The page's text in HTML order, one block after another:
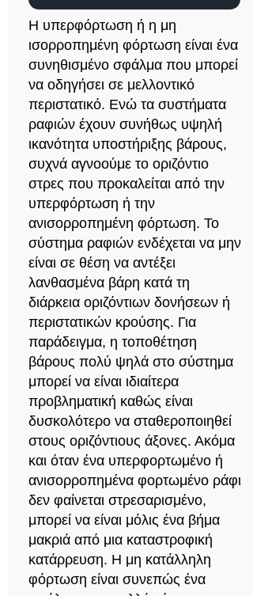
Η υπερφόρτωση ή η μη
ισορροπημένη φόρτωση είναι ένα
συνηθισμένο σφάλμα που μπορεί
να οδηγήσει σε μελλοντικό
περιστατικό. Ενώ τα συστήματα
ραφιών έχουν συνήθως υψηλή
ικανότητα υποστήριξης βάρους,
συχνά αγνοούμε το οριζόντιο
στρες που προκαλείται από την
υπερφόρτωση ή την
ανισορροπημένη φόρτωση. Το
σύστημα ραφιών ενδέχεται να μην
είναι σε θέση να αντέξει
λανθασμένα βάρη κατά τη
διάρκεια οριζόντιων δονήσεων ή
περιστατικών κρούσης. Για
παράδειγμα, η τοποθέτηση
βάρους πολύ ψηλά στο σύστημα
μπορεί να είναι ιδιαίτερα
προβληματική καθώς είναι
δυσκολότερο να σταθεροποιηθεί
στους οριζόντιους άξονες. Ακόμα
και όταν ένα υπερφορτωμένο ή
ανισορροπημένα φορτωμένο ράφι
δεν φαίνεται στρεσαρισμένο,
μπορεί να είναι μόλις ένα βήμα
μακριά από μια καταστροφική
κατάρρευση. Η μη κατάλληλη
φόρτωση είναι συνεπώς ένα